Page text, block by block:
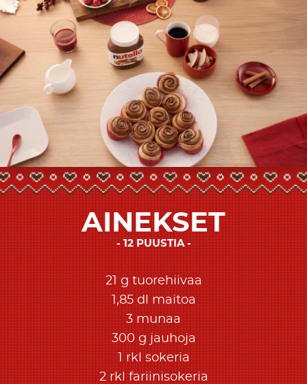
AINEKSET
12 PUUSTIA
21 g tuorehiivaa
1,85 dl maitoa
3 munaa
300 g jauhoja
1 rkl sokeria
2 rkl fariinisokeria